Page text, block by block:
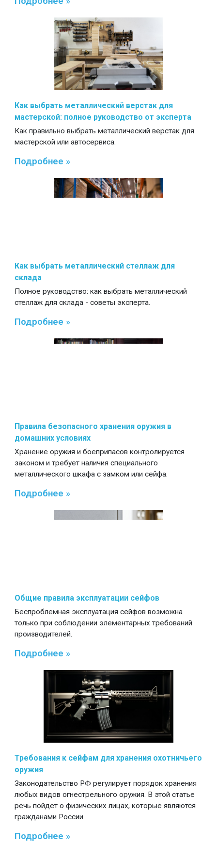
Как выбрать металлический верстак для
мастерской: полное руководство от эксперта
Как правильно выбрать металлический верстак для
мастерской или автосервиса.
Подробнее »
Как выбрать металлический стеллаж для
склада
Полное руководство: как выбрать металлический
стеллаж для склада - советы эксперта.
Подробнее »
Правила безопасного хранения оружия в
домашних условиях
Хранение оружия и боеприпасов контролируется
законом и требует наличия специального
металлического шкафа с замком или сейфа.
Подробнее »
Общие правила эксплуатации сейфов
Беспроблемная эксплуатация сейфов возможна
только при соблюдении элементарных требований
производителей.
Подробнее »
Требования к сейфам для хранения охотничьего
оружия
Законодательство РФ регулирует порядок хранения
любых видов огнестрельного оружия. В этой статье
речь пойдет о физических лицах, которые являются
гражданами России.
Подробнее »